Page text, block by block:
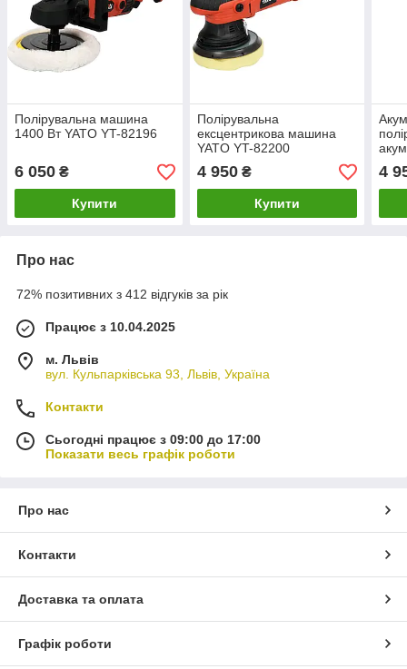
Полірувальна машина
1400 Вт YATO YT-82196
6 050 ₴
Купити
Полірувальна
ексцентрикова машина
YATO YT-82200
4 950₴
Купити
4
Про нас
72% позитивних з 412 відгуків за рік
Працює з 10.04.2025
м. Львів
вул. Кульпарківська 93, Львів, Україна
Контакти
Сьогодні працює з 09:00 до 17:00
Показати весь графік роботи
Про нас
Контакти
Доставка та оплата
Графік роботи